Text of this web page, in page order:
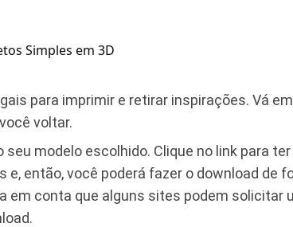
Simples em 3D
para imprimir e retirar inspirações. Vá
voltar.
seu modelo escolhido. Clique no link para
e, então, você poderá fazer o download de
em conta que alguns sites podem solicitar